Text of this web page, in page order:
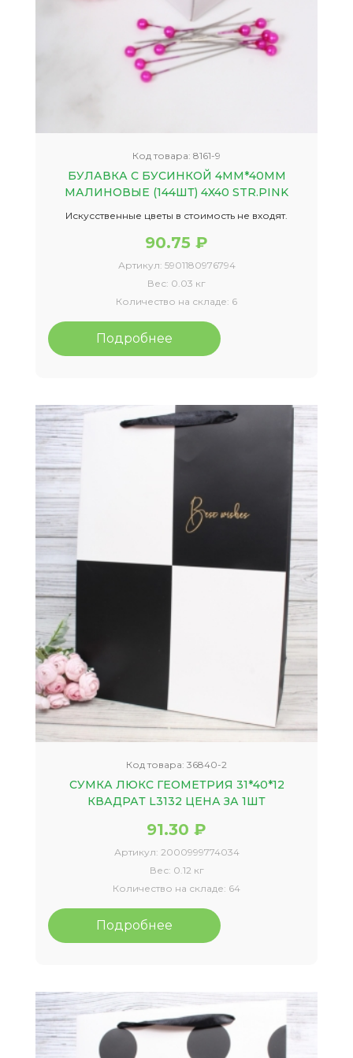
Код товара: 8161-9
БУЛАВКА С БУСИНКОЙ 4ММ*40ММ
МАЛИНОВЫЕ (144ШТ) 4X40 STR.PINK
Искусственные цветы в стоимость не входят.
90.75 ₽
Артикул: 5901180976794
Вес: 0.03 кг
Количество на складе: 6
Подробнее
Код товара: 36840-2
СУМКА ЛЮКС ГЕОМЕТРИЯ 31*40*12
КВАДРАТ L3132 ЦЕНА ЗА 1ШТ
91.30 ₽
Артикул: 2000999774034
Вес: 0.12 кг
Количество на складе: 64
Подробнее